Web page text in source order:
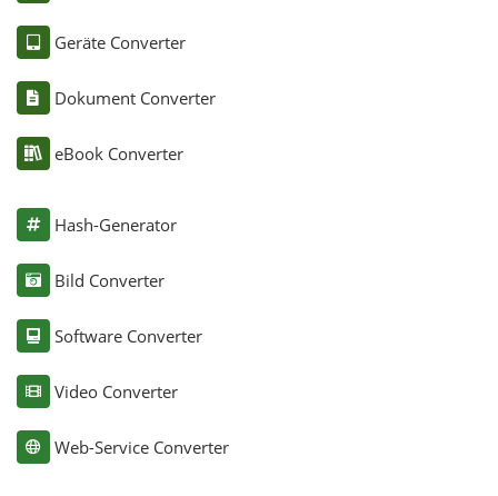
Geräte Converter
Dokument Converter
eBook Converter
Hash-Generator
Bild Converter
Software Converter
Video Converter
Web-Service Converter